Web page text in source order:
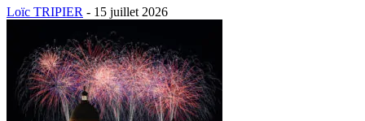
Loïc TRIPIER - 15 juillet 2026